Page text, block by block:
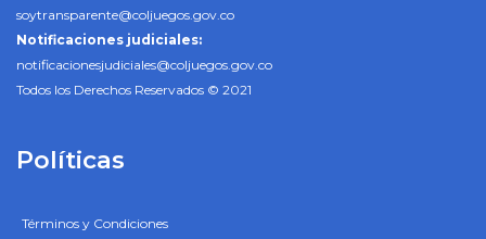
soytransparente@coljuegos.gov.co
Notificaciones judiciales:
notificacionesjudiciales@coljuegos.gov.co
Todos los Derechos Reservados © 2021
Políticas
Términos y Condiciones